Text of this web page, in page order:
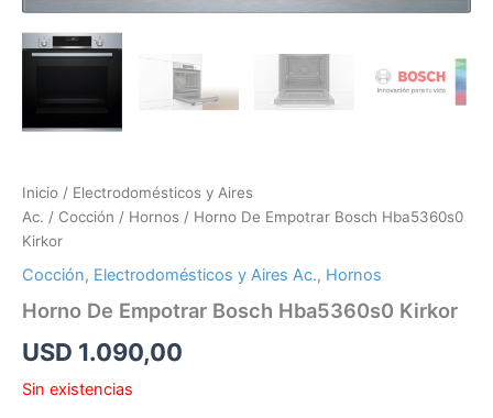
Inicio / Electrodomésticos y Aires
Ac. / Cocción / Hornos / Horno De Empotrar Bosch Hba5360s0
Kirkor
Cocción, Electrodomésticos y Aires Ac., Hornos
Horno De Empotrar Bosch Hba5360s0 Kirkor
USD 1.090,00
Sin existencias